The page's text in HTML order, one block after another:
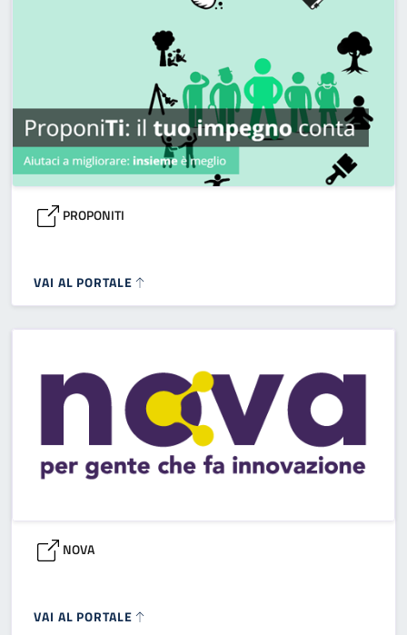
PROPONITI
VAI AL PORTALE
NOVA
VAI AL PORTALE